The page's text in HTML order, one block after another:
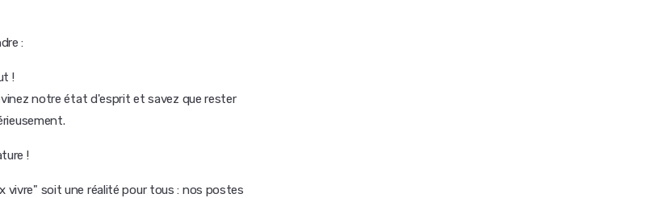
:
!
notre état d'esprit et savez que rester
!
vivre" soit une réalité pour tous : nos postes